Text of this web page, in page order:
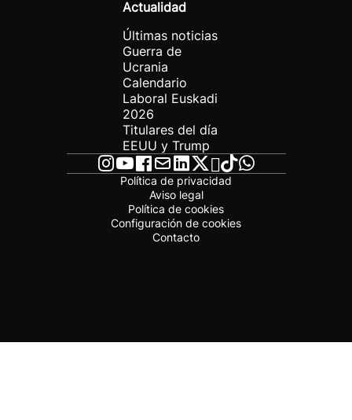
Actualidad
Últimas noticias
Guerra de
Ucrania
Calendario
Laboral Euskadi
2026
Titulares del día
EEUU y Trump
Política de privacidad
Aviso legal
Política de cookies
Configuración de cookies
Contacto